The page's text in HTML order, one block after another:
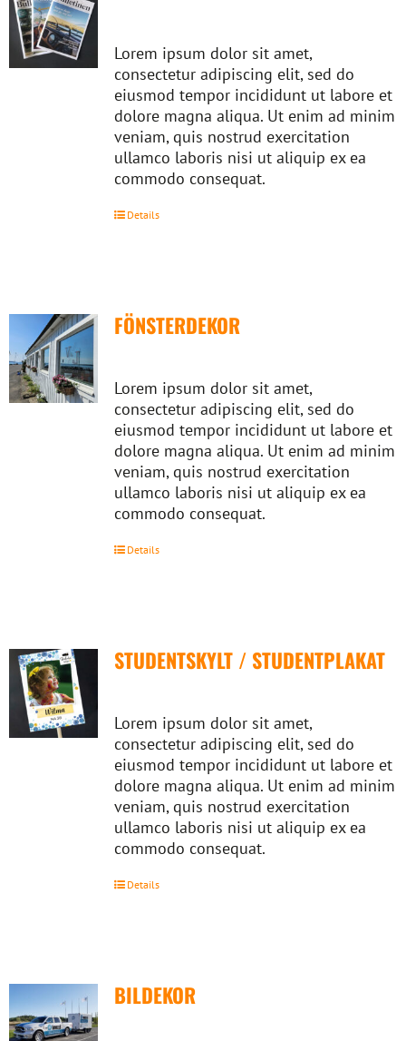
Lorem ipsum dolor sit amet,
consectetur adipiscing elit, sed do
eiusmod tempor incididunt ut labore et
dolore magna aliqua. Ut enim ad minim
veniam, quis nostrud exercitation
ullamco laboris nisi ut aliquip ex ea
commodo consequat.
Details
FÖNSTERDEKOR
Lorem ipsum dolor sit amet,
consectetur adipiscing elit, sed do
eiusmod tempor incididunt ut labore et
dolore magna aliqua. Ut enim ad minim
veniam, quis nostrud exercitation
ullamco laboris nisi ut aliquip ex ea
commodo consequat.
Details
STUDENTSKYLT / STUDENTPLAKAT
Lorem ipsum dolor sit amet,
consectetur adipiscing elit, sed do
eiusmod tempor incididunt ut labore et
dolore magna aliqua. Ut enim ad minim
veniam, quis nostrud exercitation
ullamco laboris nisi ut aliquip ex ea
commodo consequat.
Details
BILDEKOR